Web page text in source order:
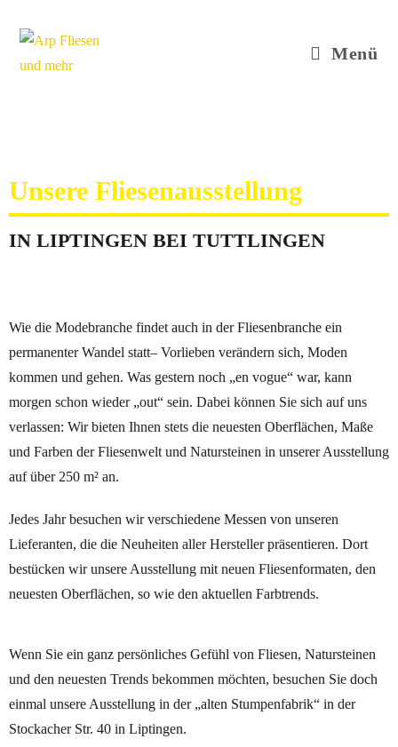
Menü
Unsere Fliesenausstellung
IN LIPTINGEN BEI TUTTLINGEN
Wie die Modebranche findet auch in der Fliesenbranche ein
permanenter Wandel statt– Vorlieben verändern sich, Moden
kommen und gehen. Was gestern noch „en vogue“ war, kann
morgen schon wieder „out“ sein. Dabei können Sie sich auf uns
verlassen: Wir bieten Ihnen stets die neuesten Oberflächen, Maße
und Farben der Fliesenwelt und Natursteinen in unserer Ausstellung
auf über 250 m² an.
Jedes Jahr besuchen wir verschiedene Messen von unseren
Lieferanten, die die Neuheiten aller Hersteller präsentieren. Dort
bestücken wir unsere Ausstellung mit neuen Fliesenformaten, den
neuesten Oberflächen, so wie den aktuellen Farbtrends.
Wenn Sie ein ganz persönliches Gefühl von Fliesen, Natursteinen
und den neuesten Trends bekommen möchten, besuchen Sie doch
einmal unsere Ausstellung in der „alten Stumpenfabrik“ in der
Stockacher Str. 40 in Liptingen.